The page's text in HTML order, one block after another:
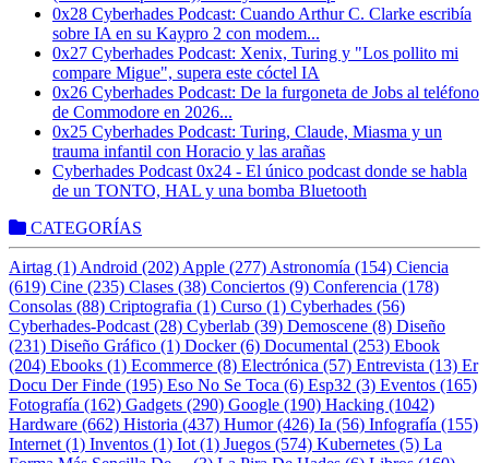
0x28 Cyberhades Podcast: Cuando Arthur C. Clarke escribía
sobre IA en su Kaypro 2 con modem...
0x27 Cyberhades Podcast: Xenix, Turing y "Los pollito mi
compare Migue", supera este cóctel IA
0x26 Cyberhades Podcast: De la furgoneta de Jobs al teléfono
de Commodore en 2026...
0x25 Cyberhades Podcast: Turing, Claude, Miasma y un
trauma infantil con Horacio y las arañas
Cyberhades Podcast 0x24 - El único podcast donde se habla
de un TONTO, HAL y una bomba Bluetooth
CATEGORÍAS
Airtag (1) Android (202) Apple (277) Astronomía (154) Ciencia
(619) Cine (235) Clases (38) Conciertos (9) Conferencia (178)
Consolas (88) Criptografia (1) Curso (1) Cyberhades (56)
Cyberhades-Podcast (28) Cyberlab (39) Demoscene (8) Diseño
(231) Diseño Gráfico (1) Docker (6) Documental (253) Ebook
(204) Ebooks (1) Ecommerce (8) Electrónica (57) Entrevista (13) Er
Docu Der Finde (195) Eso No Se Toca (6) Esp32 (3) Eventos (165)
Fotografía (162) Gadgets (290) Google (190) Hacking (1042)
Hardware (662) Historia (437) Humor (426) Ia (56) Infografía (155)
Internet (1) Inventos (1) Iot (1) Juegos (574) Kubernetes (5) La